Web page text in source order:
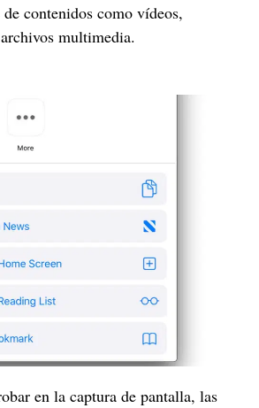
contenidos como vídeos,
multimedia.
en la captura de pantalla, las